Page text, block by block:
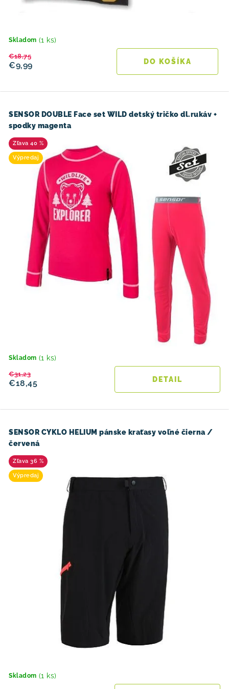
Skladom (1 ks)
€9,99
€18,75
DO KOŠÍKA
SENSOR DOUBLE Face set WILD detský tričko dl.rukáv +
spodky magenta
40 %
Výpredaj
Skladom (1 ks)
€18,45
€31,23
DETAIL
SENSOR CYKLO HELIUM pánske kraťasy voľné čierna /
červená
36 %
Výpredaj
Skladom (1 ks)